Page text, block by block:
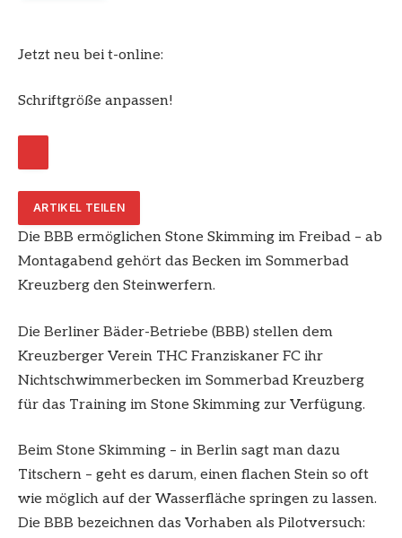
Jetzt neu bei t-online:
Schriftgröße anpassen!
ARTIKEL TEILEN
Die BBB ermöglichen Stone Skimming im Freibad – ab
Montagabend gehört das Becken im Sommerbad
Kreuzberg den Steinwerfern.
Die Berliner Bäder-Betriebe (BBB) stellen dem
Kreuzberger Verein THC Franziskaner FC ihr
Nichtschwimmerbecken im Sommerbad Kreuzberg
für das Training im Stone Skimming zur Verfügung.
Beim Stone Skimming – in Berlin sagt man dazu
Titschern – geht es darum, einen flachen Stein so oft
wie möglich auf der Wasserfläche springen zu lassen.
Die BBB bezeichnen das Vorhaben als Pilotversuch: